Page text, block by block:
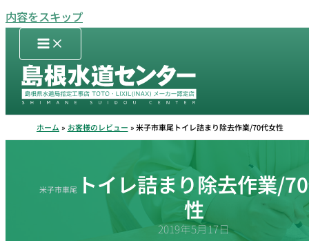
内容をスキップ
ホーム お客様のレビュー 米子市車尾トイレ詰まり除去作業/70代女性
米子市車尾 トイレ詰まり除去作業/
性
2019年5月17日